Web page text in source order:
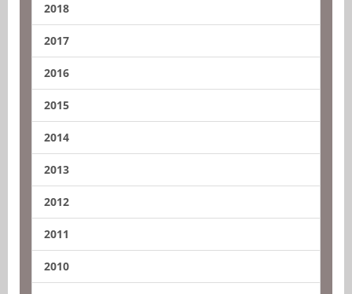
2018
2017
2016
2015
2014
2013
2012
2011
2010